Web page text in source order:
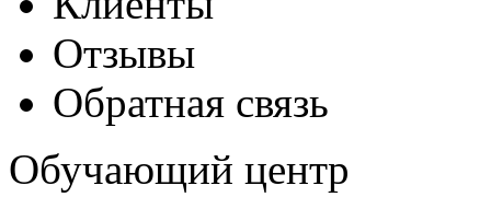
Отзывы
Обратная связь
Обучающий центр